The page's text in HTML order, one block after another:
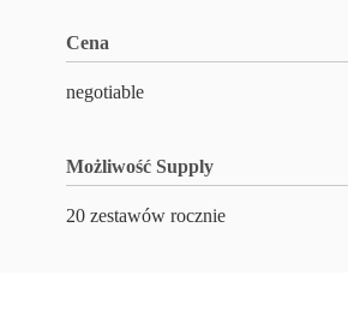
Cena
negotiable
Możliwość Supply
20 zestawów rocznie